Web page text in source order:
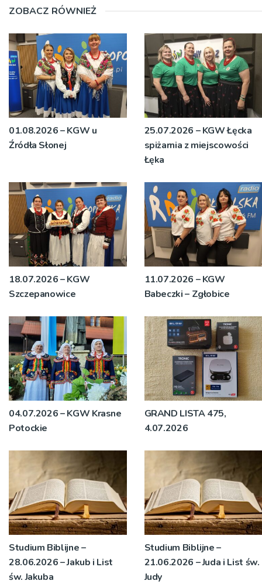
ZOBACZ RÓWNIEŻ
01.08.2026 – KGW u
Źródła Słonej
25.07.2026 – KGW Łęcka
spiżarnia z miejscowości
Łęka
18.07.2026 – KGW
Szczepanowice
11.07.2026 – KGW
Babeczki – Zgłobice
04.07.2026 – KGW Krasne
Potockie
GRAND LISTA 475,
4.07.2026
Studium Biblijne –
28.06.2026 – Jakub i List
św. Jakuba
Studium Biblijne –
21.06.2026 – Juda i List św.
Judy